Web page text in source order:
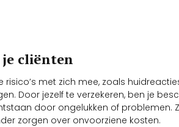
je cliënten
met zich mee, zoals
Door jezelf te verzekeren, ben je
door ongelukken of problemen.
zorgen over onvoorziene kosten.